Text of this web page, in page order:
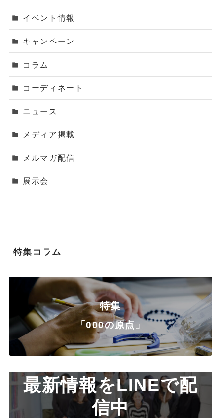
イベント情報
キャンペーン
コラム
コーディネート
ニュース
メディア掲載
メルマガ配信
展示会
特集コラム
特集
「000の原点」
最新情報をLINEで配
信中